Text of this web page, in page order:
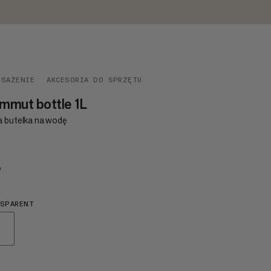
AKCESORIA DO SPRZĘTU
bottle 1L
butelka na wodę